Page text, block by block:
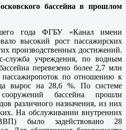
бассейна в прошлом
года ФГБУ «Канал имени
высокий рост пассажирских
производственных достижений.
служба учреждения, по водным
перевезено более 2,7 млн
по отношению к
вырос на 28,6 %. По системе
сооружений бассейна прошли
различного назначения, из них
На обслуживании внутренних
было задействовано 28